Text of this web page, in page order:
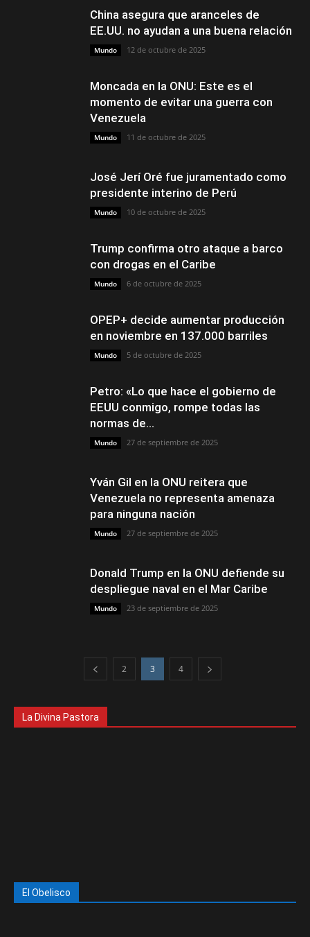
China asegura que aranceles de
EE.UU. no ayudan a una buena relación
Mundo 12 de octubre de 2025
Moncada en la ONU: Este es el
momento de evitar una guerra con
Venezuela
Mundo 11 de octubre de 2025
José Jerí Oré fue juramentado como
presidente interino de Perú
Mundo 10 de octubre de 2025
Trump confirma otro ataque a barco
con drogas en el Caribe
Mundo 6 de octubre de 2025
OPEP+ decide aumentar producción
en noviembre en 137.000 barriles
Mundo 5 de octubre de 2025
Petro: «Lo que hace el gobierno de
EEUU conmigo, rompe todas las
normas de...
Mundo 27 de septiembre de 2025
Yván Gil en la ONU reitera que
Venezuela no representa amenaza
para ninguna nación
Mundo 27 de septiembre de 2025
Donald Trump en la ONU defiende su
despliegue naval en el Mar Caribe
Mundo 23 de septiembre de 2025
2 3 4
La Divina Pastora
El Obelisco